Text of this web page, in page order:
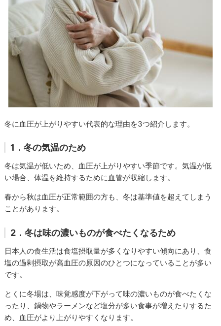
冬に血圧が上がりやすい代表的な理由を3つ紹介します。
1．冬の気温のため
冬は気温が低いため、血圧が上がりやすい季節です。気温が低
い場合、体温を維持するために血管が収縮します。
春から秋は血圧が正常範囲の方も、冬は基準値を超えてしまう
ことがあります。
2．冬は味の濃いものが食べたくなるため
日本人の食生活は食塩摂取量が多くなりやすい傾向にあり、食
塩の過剰摂取が高血圧の原因のひとつになっていることが多い
です。
とくに冬場は、味覚感度が下がって味の濃いものが食べたくな
ったり、鍋物やラーメンなど塩分が多い食事が増えたりするた
め、血圧がより上がりやすくなります。